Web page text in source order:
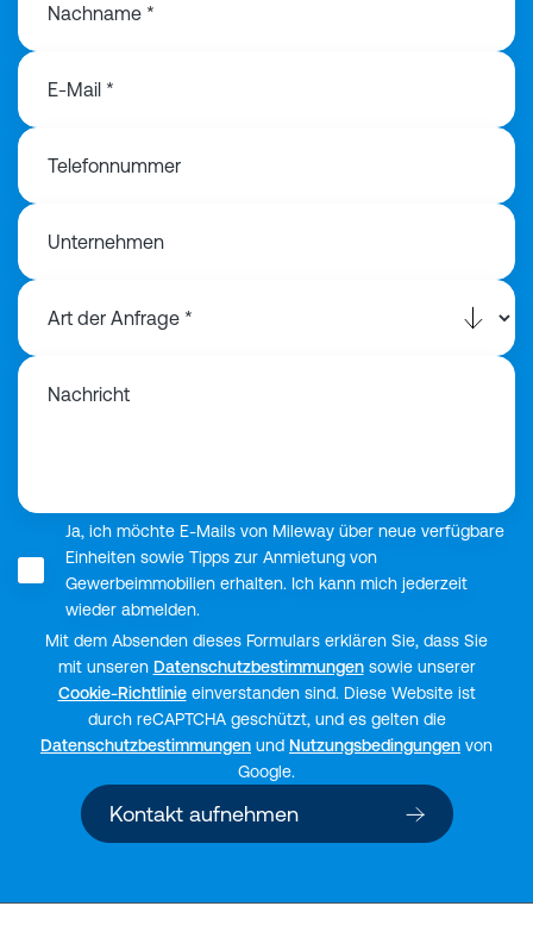
Nachname *
E-Mail *
Telefonnummer
Unternehmen
Nachricht
Ja, ich möchte E-Mails von Mileway über neue verfügbare
Einheiten sowie Tipps zur Anmietung von
Gewerbeimmobilien erhalten. Ich kann mich jederzeit
wieder abmelden.
Mit dem Absenden dieses Formulars erklären Sie, dass Sie
mit unseren Datenschutzbestimmungensowie unserer
Cookie-Richtlinieeinverstanden sind. Diese Website ist
durch reCAPTCHA geschützt, und es gelten die
Datenschutzbestimmungen und Nutzungsbedingungen von
Google.
Kontakt aufnehmen